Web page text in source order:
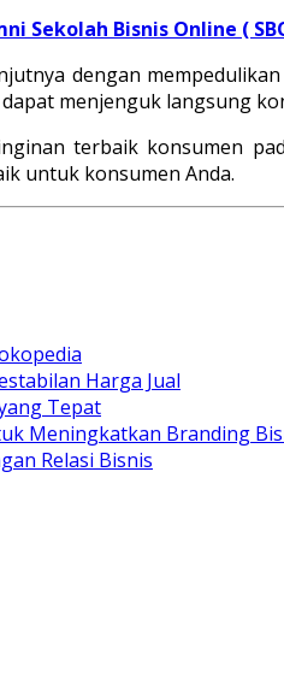
Sekolah Bisnis Online (
dengan
menjenguk langsung
terbaik konsumen
untuk konsumen Anda.
Harga Jual
Tepat
Meningkatkan Branding
Relasi Bisnis